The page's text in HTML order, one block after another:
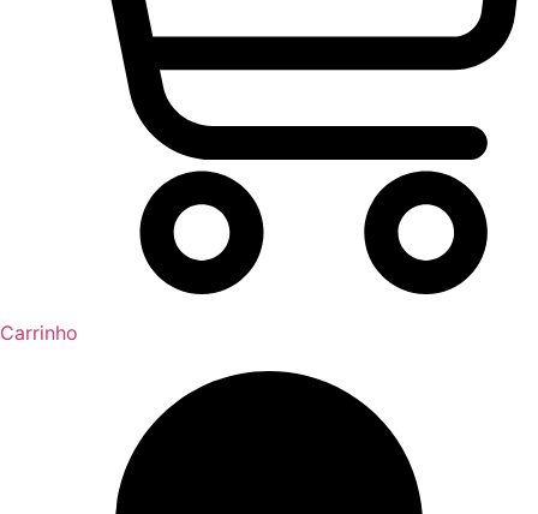
Carrinho